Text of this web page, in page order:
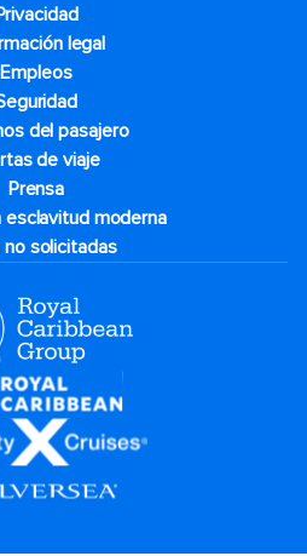
legal
Empleos
del pasajero
de viaje
Prensa
esclavitud moderna
no solicitadas